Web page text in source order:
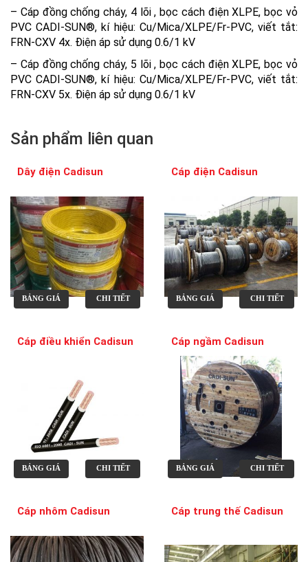
– Cáp đồng chống cháy, 4 lõi , bọc cách điện XLPE, bọc vỏ
PVC CADI-SUN®, kí hiệu: Cu/Mica/XLPE/Fr-PVC, viết tắt:
FRN-CXV 4x. Điện áp sử dụng 0.6/1 kV
– Cáp đồng chống cháy, 5 lõi , bọc cách điện XLPE, bọc vỏ
PVC CADI-SUN®, kí hiệu: Cu/Mica/XLPE/Fr-PVC, viết tắt:
FRN-CXV 5x. Điện áp sử dụng 0.6/1 kV
Sản phẩm liên quan
Dây điện Cadisun
BẢNG GIÁ CHI TIẾT
Cáp điện Cadisun
BẢNG GIÁ CHI TIẾT
Cáp điều khiển Cadisun
BẢNG GIÁ CHI TIẾT
Cáp ngầm Cadisun
BẢNG GIÁ CHI TIẾT
Cáp nhôm Cadisun Cáp trung thế Cadisun